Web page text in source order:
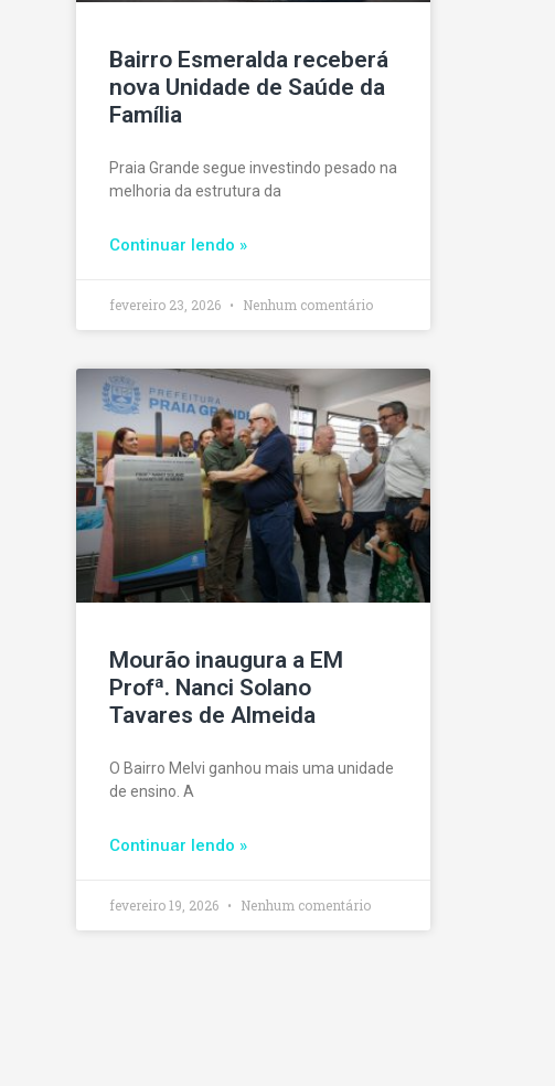
Bairro Esmeralda receberá
nova Unidade de Saúde da
Família
Praia Grande segue investindo pesado na
melhoria da estrutura da
Continuar lendo »
fevereiro 23, 2026 Nenhum comentário
Mourão inaugura a EM
Profª. Nanci Solano
Tavares de Almeida
O Bairro Melvi ganhou mais uma unidade
de ensino. A
Continuar lendo »
fevereiro 19, 2026 Nenhum comentário